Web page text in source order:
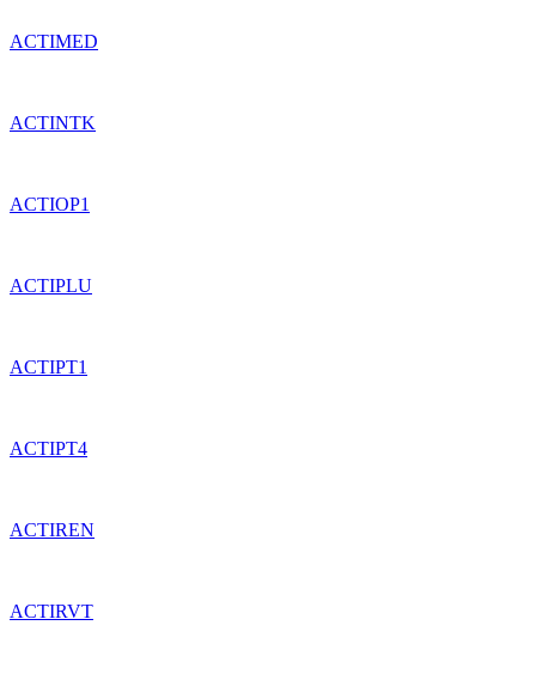
ACTIMED
ACTINTK
ACTIOP1
ACTIPLU
ACTIPT1
ACTIPT4
ACTIREN
ACTIRVT